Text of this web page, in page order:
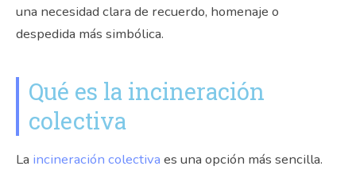
una necesidad clara de recuerdo, homenaje o
despedida más simbólica.
Qué es la incineración
colectiva
La incineración colectiva es una opción más sencilla.